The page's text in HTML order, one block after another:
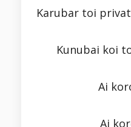
Karubar toi
Kunubai koi
Ai
Ai